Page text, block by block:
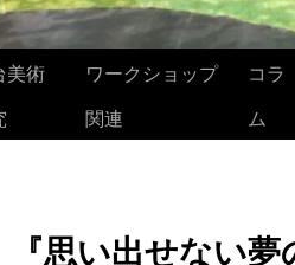
美術
ワークショップ
関連
コラ
ム
『思い出せない